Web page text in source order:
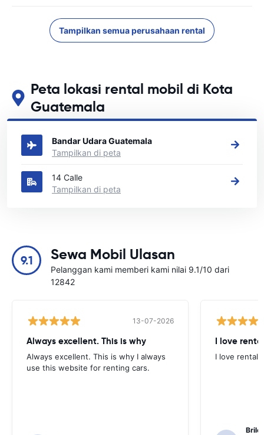
Tampilkan semua perusahaan rental
Peta lokasi rental mobil di Kota
Guatemala
Lihat lokasi persewaan mobil utama kami di Kota Guatemala
Bandar Udara Guatemala
Tampilkan di peta
14 Calle
Tampilkan di peta
9.1 Sewa Mobil Ulasan
Pelanggan kami memberi kami nilai 9.1/10 dari
12842
13-07-2026
Always excellent. This is why
Always excellent. This is why I always
use this website for renting cars.
I love
I love rental